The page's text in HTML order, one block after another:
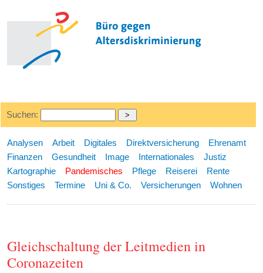
Suchen:
Analysen Arbeit Digitales Direktversicherung
Ehrenamt
Finanzen
Gesundheit Image Internationales
Justiz
Kartographie
Pandemisches Pflege Reiserei
Rente
Sonstiges
Termine Uni & Co. Versicherungen Wohnen
Gleichschaltung der Leitmedien in
Coronazeiten